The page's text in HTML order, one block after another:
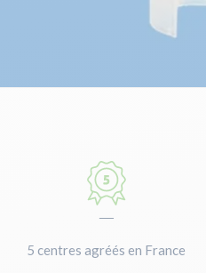
—
5 centres agréés en France